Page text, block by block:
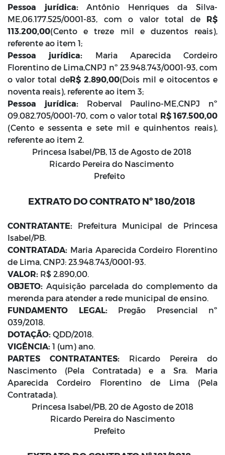
Pessoa jurídica:Antônio Henriques da Silva-
ME,06.177.525/0001-83, com o valor total de R$
113.200,00(Cento e treze mil e duzentos reais),
referente ao item 1;
Pessoa jurídica: Maria Aparecida Cordeiro
Florentino de Lima,CNPJ nº 23.948.743/0001-93, com
o valor total deR$ 2.890,00(Dois mil e oitocentos e
noventa reais), referente ao item 3;
Pessoa jurídica:Roberval Paulino-ME,CNPJ nº
09.082.705/0001-70, com o valor total R$ 167.500,00
(Cento e sessenta e sete mil e quinhentos reais),
referente ao item 2.
Princesa Isabel/PB, 13 de Agosto de 2018
Ricardo Pereira do Nascimento
Prefeito
EXTRATO DO CONTRATO Nº 180/2018
CONTRATANTE: Prefeitura Municipal de Princesa
Isabel/PB.
CONTRATADA: Maria Aparecida Cordeiro Florentino
de Lima, CNPJ: 23.948.743/0001-93.
VALOR: R$ 2.890,00.
OBJETO: Aquisição parcelada do complemento da
merenda para atender a rede municipal de ensino.
FUNDAMENTO LEGAL:Pregão Presencial nº
039/2018.
DOTAÇÃO: QDD/2018.
VIGÊNCIA: 1 (um) ano.
PARTES CONTRATANTES: Ricardo Pereira do
Nascimento (Pela Contratada) e a Sra. Maria
Aparecida Cordeiro Florentino de Lima (Pela
Contratada).
Princesa Isabel/PB, 20 de Agosto de 2018
Ricardo Pereira do Nascimento
Prefeito